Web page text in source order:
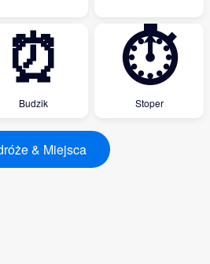
⏰
Budzik
⏱
Stoper
& Miejsca